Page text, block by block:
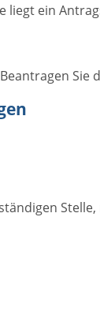
liegt ein